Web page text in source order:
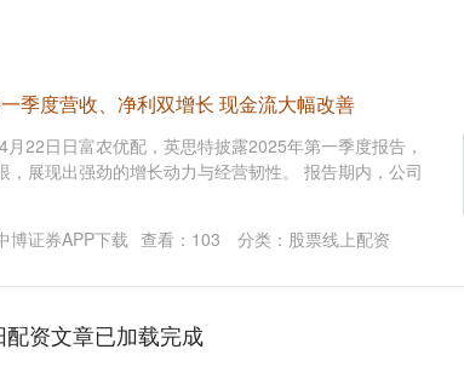
季度营收、净利双增长 现金流大幅改善
22日日富农优配，英思特披露2025年第一季度报告，
，展现出强劲的增长动力与经营韧性。 报告期内，公司
博证券APP下载 查看： 103 分类： 股票线上配资
配资文章已加载完成